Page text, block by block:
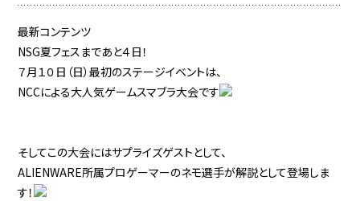
最新コンテンツ
NSG夏フェスまであと４日！
７月１０日（日）最初のステージイベントは、
NCCによる大人気ゲームスマブラ大会です
そしてこの大会にはサプライズゲストとして、
ALIENWARE所属プロゲーマーのネモ選手が解説として登場しま
す！